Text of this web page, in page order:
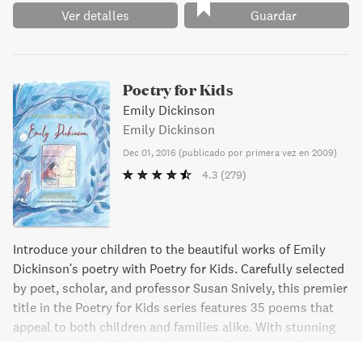
in the basement by her own father, where celebrities and
pop stars walk among us, and where the poet herself loses
Smith establishes herself among the best poets of her
generation.
Ver detalles Guardar
Poetry for Kids
Emily Dickinson
Emily Dickinson
Dec 01, 2016 (publicado por primera vez en 2009)
4.3 (279)
Introduce your children to the beautiful works of Emily
Dickinson's poetry with Poetry for Kids. Carefully selected
by poet, scholar, and professor Susan Snively, this premier
title in the Poetry for Kids series features 35 poems that
appeal to both children and families alike. With stunning